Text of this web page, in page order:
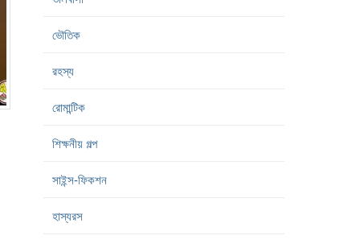
ভৌতিক
রহস্য
রোমান্টিক
শিক্ষনীয় গল্প
সাইন্স-ফিকশন
হাস্যরস